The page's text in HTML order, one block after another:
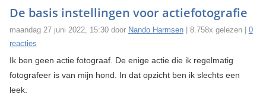
De basis instellingen voor actiefotografie
maandag 27 juni 2022, 15:30 door Nando Harmsen| 8.758x gelezen | 0
reacties
Ik ben geen actie fotograaf. De enige actie die ik regelmatig
fotografeer is van mijn hond. In dat opzicht ben ik slechts een
leek.